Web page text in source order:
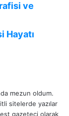
ve
Hayatı
mezun oldum.
sitelerde yazılar
gazeteci olarak